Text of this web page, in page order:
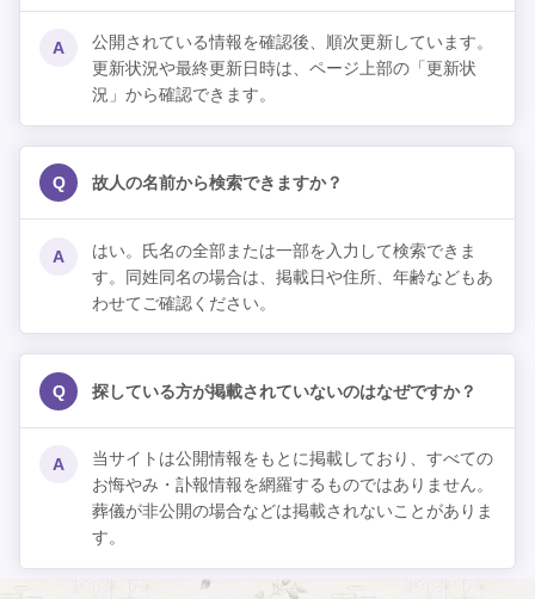
A
公開されている情報を確認後、順次更新しています。
更新状況や最終更新日時は、ページ上部の「更新状
況」から確認できます。
Q 故人の名前から検索できますか？
A
はい。氏名の全部または一部を入力して検索できま
す。同姓同名の場合は、掲載日や住所、年齢などもあ
わせてご確認ください。
Q 探している方が掲載されていないのはなぜですか？
A
当サイトは公開情報をもとに掲載しており、すべての
お悔やみ・訃報情報を網羅するものではありません。
葬儀が非公開の場合などは掲載されないことがありま
す。